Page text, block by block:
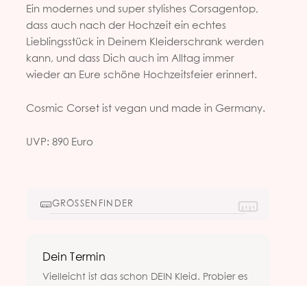
Ein modernes und super stylishes Corsagentop,
dass auch nach der Hochzeit ein echtes
Lieblingsstück in Deinem Kleiderschrank werden
kann, und dass Dich auch im Alltag immer
wieder an Eure schöne Hochzeitsfeier erinnert.
Cosmic Corset ist vegan und made in Germany.
UVP: 890 Euro
GRÖSSENFINDER
Dein Termin
Vielleicht ist das schon DEIN Kleid. Probier es